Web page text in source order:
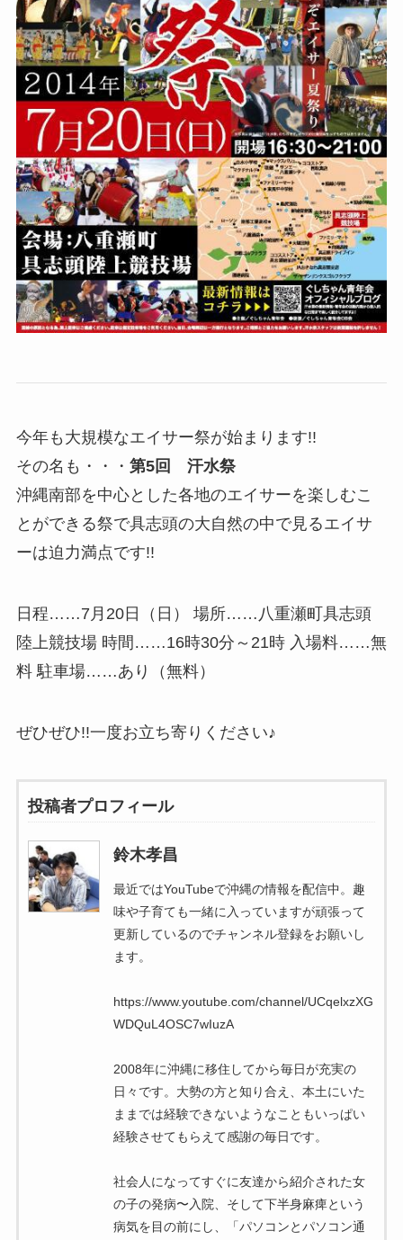
今年も大規模なエイサー祭が始まります!!
その名も・・・ 第5回 汗水祭
沖縄南部を中心とした各地のエイサーを楽しむこ
とができる祭で具志頭の大自然の中で見るエイサ
ーは迫力満点です!!
日程……7月20日（日） 場所……八重瀬町具志頭
陸上競技場 時間……16時30分～21時 入場料……無
料 駐車場……あり（無料）
ぜひぜひ!!一度お立ち寄りください♪
投稿者プロフィール
鈴木孝昌
最近ではYouTubeで沖縄の情報を配信中。趣
味や子育ても一緒に入っていますが頑張って
更新しているのでチャンネル登録をお願いし
ます。
https://www.youtube.com/channel/UCqelxzXG
WDQuL4OSC7wIuzA
2008年に沖縄に移住してから毎日が充実の
日々です。大勢の方と知り合え、本土にいた
ままでは経験できないようなこともいっぱい
経験させてもらえて感謝の毎日です。
社会人になってすぐに友達から紹介された女
の子の発病〜入院、そして下半身麻痺という
病気を目の前にし、「パソコンとパソコン通